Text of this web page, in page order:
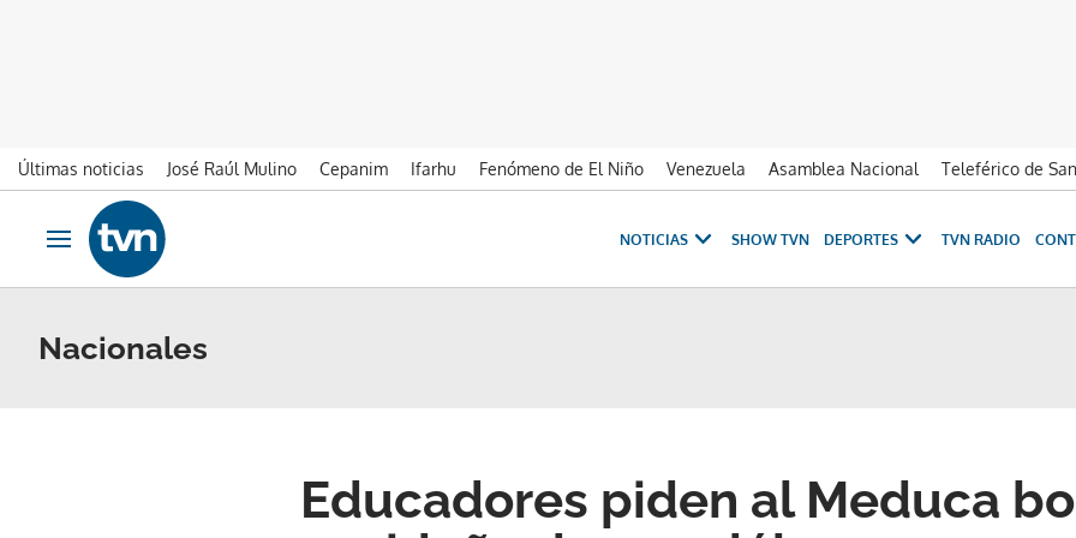
Últimas noticias José Raúl Mulino Cepanim Ifarhu Fenómeno de El Niño Venezuela Asamblea Nacional Teleférico de
Ir al contenido
Obrir navegació
NOTICIAS SHOW TVN DEPORTES TVN RADIO
Nacionales
Educadores piden al Meduca